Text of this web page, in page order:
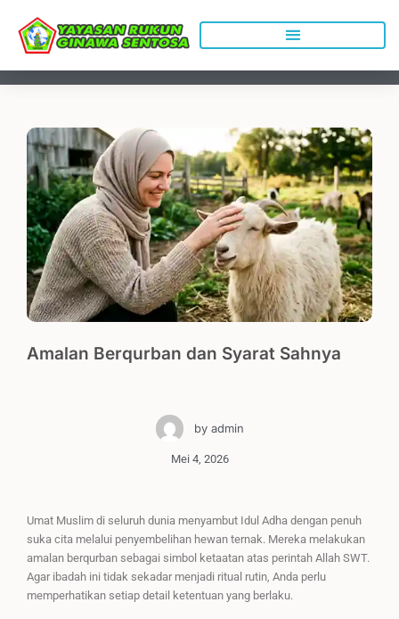
konten
Amalan Berqurban dan Syarat Sahnya
byadmin
Mei 4, 2026
Umat Muslim di seluruh dunia menyambut Idul Adha dengan penuh
suka cita melalui penyembelihan hewan ternak. Mereka melakukan
amalan berqurban sebagai simbol ketaatan atas perintah Allah SWT.
Agar ibadah ini tidak sekadar menjadi ritual rutin, Anda perlu
memperhatikan setiap detail ketentuan yang berlaku.